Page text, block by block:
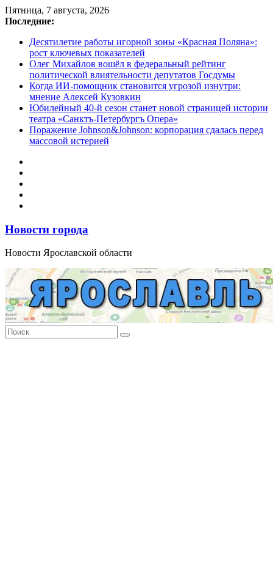
Перейти
к
Пятница, 7 августа, 2026
Последние:
Десятилетие работы игорной зоны «Красная Поляна»:
рост ключевых показателей
Олег Михайлов вошёл в федеральный рейтинг
политической влиятельности депутатов Госдумы
Когда ИИ-помощник становится угрозой изнутри:
мнение Алексей Кузовкин
Юбилейный 40-й сезон станет новой страницей истории
театра «Санктъ-Петербургъ Опера»
Поражение Johnson&Johnson: корпорация сдалась перед
массовой истерией
Новости города
Новости Ярославской области